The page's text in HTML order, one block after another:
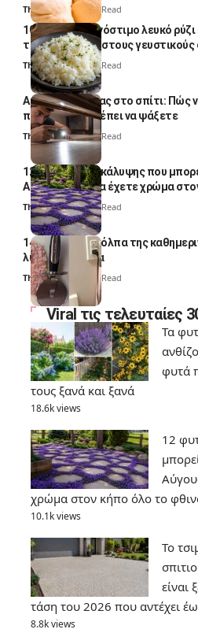
Thali Ombre 4 Min Read
10 φορές ποιο νόστιμο λευκό
το απογειώσει στους γευστικούς
Thali Ombre4 Min Read
Αυγά κατσαρίδας στο σπίτι: Πώς
ποια σημεία πρέπει να ψάξετε
Thali Ombre4 Min Read
12 φυτά εδαφοκάλυψης που
Αύγουστο για να έχετε χρώμα
Thali Ombre7 Min Read
14 πανέξυπνα κόλπα της
λύσουν τα χέρια
Thali Ombre 6 Min Read
Viral τις τελευταίες
Τα
φυτά
τους ξανά και ξανά
18.6k views
12
χρώμα στον κήπο όλο το
10.1k views
Το
είναι
τάση του 2026 που αντέχει
8.8k views